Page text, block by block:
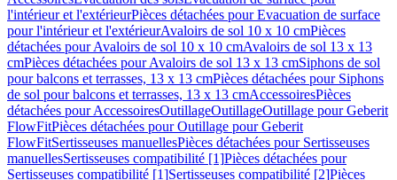
l'intérieur et l'extérieurPièces détachées pour Evacuation de surface
pour l'intérieur et l'extérieurAvaloirs de sol 10 x 10 cmPièces
détachées pour Avaloirs de sol 10 x 10 cmAvaloirs de sol 13 x 13
cmPièces détachées pour Avaloirs de sol 13 x 13 cmSiphons de sol
pour balcons et terrasses, 13 x 13 cmPièces détachées pour Siphons
de sol pour balcons et terrasses, 13 x 13 cmAccessoiresPièces
détachées pour AccessoiresOutillageOutillageOutillage pour Geberit
FlowFitPièces détachées pour Outillage pour Geberit
FlowFitSertisseuses manuellesPièces détachées pour Sertisseuses
manuellesSertisseuses compatibilité [1]Pièces détachées pour
Sertisseuses compatibilité [1]Sertisseuses compatibilité [2]Pièces